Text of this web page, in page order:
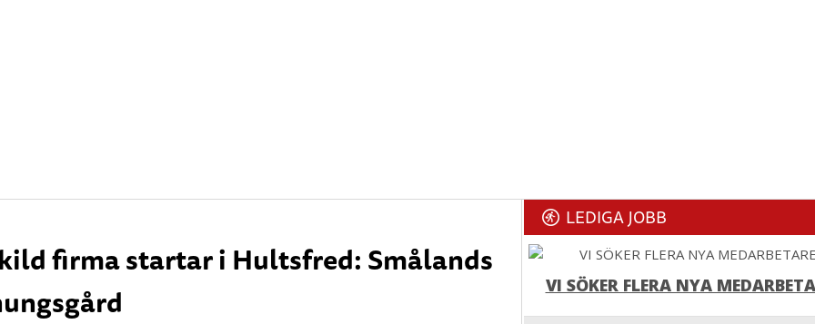
firma startar i Hultsfred: Smålands
LEDIGA JOBB
VI SÖKER FLERA NYA